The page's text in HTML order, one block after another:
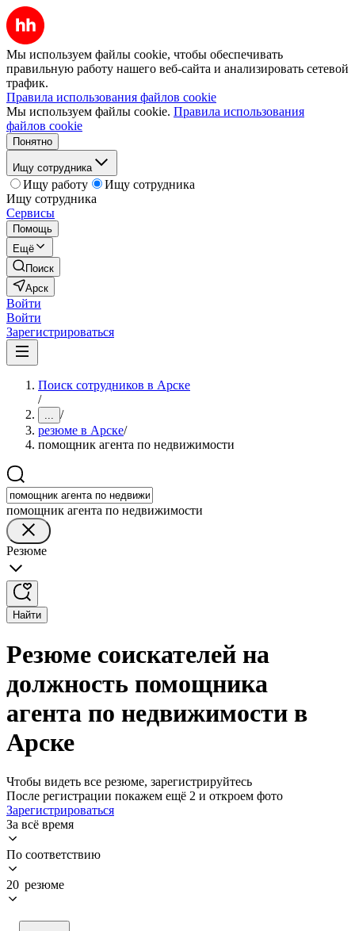
Мы используем файлы cookie, чтобы обеспечивать
правильную работу нашего веб-сайта и анализировать сетевой
трафик.
Правила использования файлов cookie
Мы используем файлы cookie. Правила использования
файлов cookie
Понятно
Ищу сотрудника
Ищу работу
Ищу сотрудника
Ищу сотрудника
Сервисы
Помощь
Ещё
Поиск
Арск
Войти
Войти
Зарегистрироваться
Поиск сотрудников в Арске
/
... /
резюме в Арске/
помощник агента по недвижимости
помощник агента по недвижимости
Резюме
Найти
Резюме соискателей на
должность помощника
агента по недвижимости в
Арске
Чтобы видеть все резюме, зарегистрируйтесь
После регистрации покажем ещё 2 и откроем фото
Зарегистрироваться
За всё время
По соответствию
20 резюме